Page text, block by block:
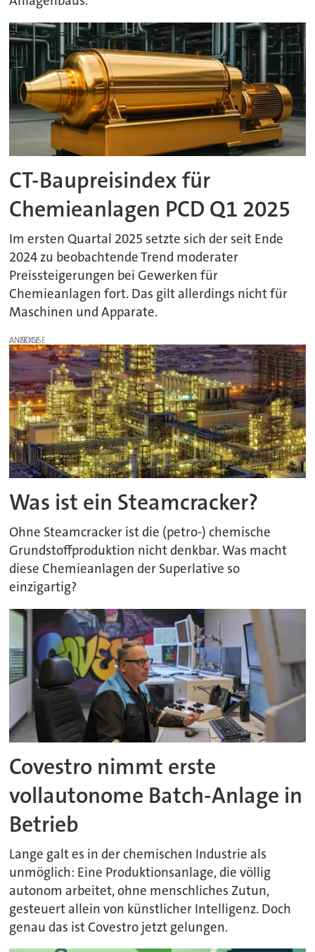
CT-Baupreisindex für
Chemieanlagen PCD Q1 2025
Im ersten Quartal 2025 setzte sich der seit Ende
2024 zu beobachtende Trend moderater
Preissteigerungen bei Gewerken für
Chemieanlagen fort. Das gilt allerdings nicht für
Maschinen und Apparate.
ANZEIGE
Was ist ein Steamcracker?
Ohne Steamcracker ist die (petro-) chemische
Grundstoffproduktion nicht denkbar. Was macht
diese Chemieanlagen der Superlative so
einzigartig?
Covestro nimmt erste
vollautonome Batch-Anlage in
Betrieb
Lange galt es in der chemischen Industrie als
unmöglich: Eine Produktionsanlage, die völlig
autonom arbeitet, ohne menschliches Zutun,
gesteuert allein von künstlicher Intelligenz. Doch
genau das ist Covestro jetzt gelungen.